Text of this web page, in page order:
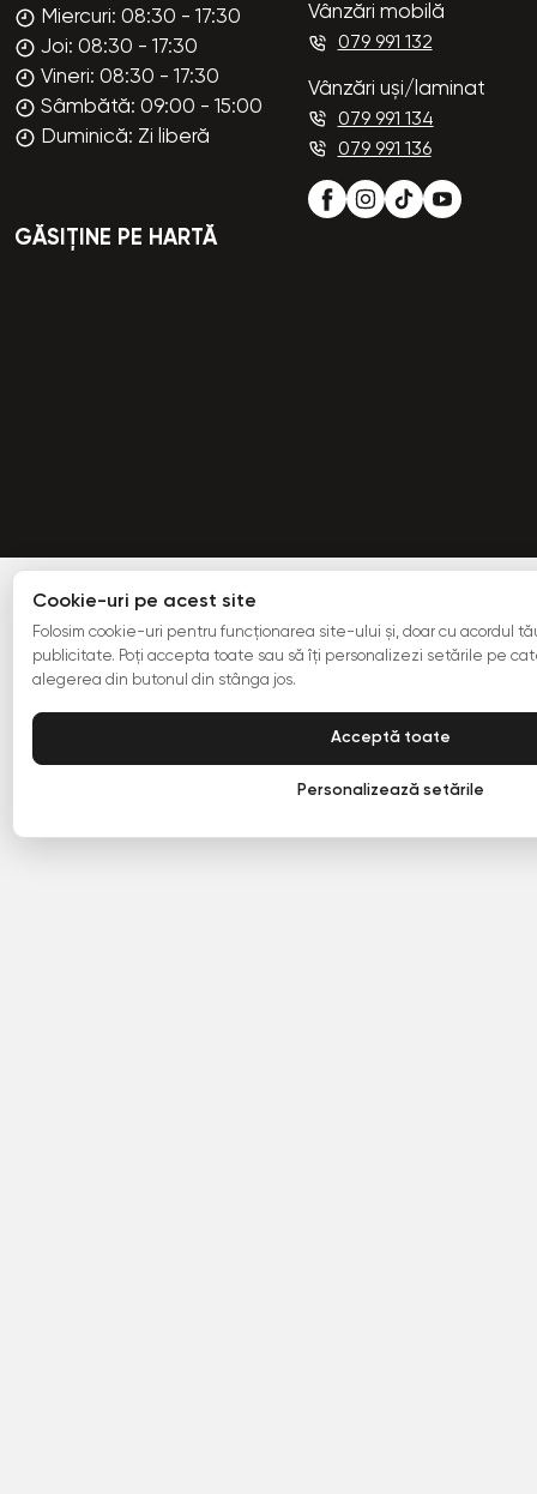
Miercuri: 08:30 - 17:30
Joi: 08:30 - 17:30
Vineri: 08:30 - 17:30
Sâmbătă: 09:00 - 15:00
Duminică: Zi liberă
Vânzări mobilă
079 991 132
Vânzări uși/laminat
079 991 134
079 991 136
GĂSIȚINE PE HARTĂ
Cookie-uri pe acest site
Folosim cookie-uri pentru funcționarea site-ului și, doar cu acordul
publicitate. Poți accepta toate sau să îți personalizezi setările pe
alegerea din butonul din stânga jos.
Acceptă toate
Personalizează setările